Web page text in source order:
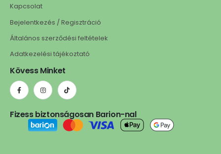
Kapcsolat
Bejelentkezés / Regisztráció
Általános szerződési feltételek
Adatkezelési tájékoztató
Kövess Minket
Fizess biztonságosan Barion-nal